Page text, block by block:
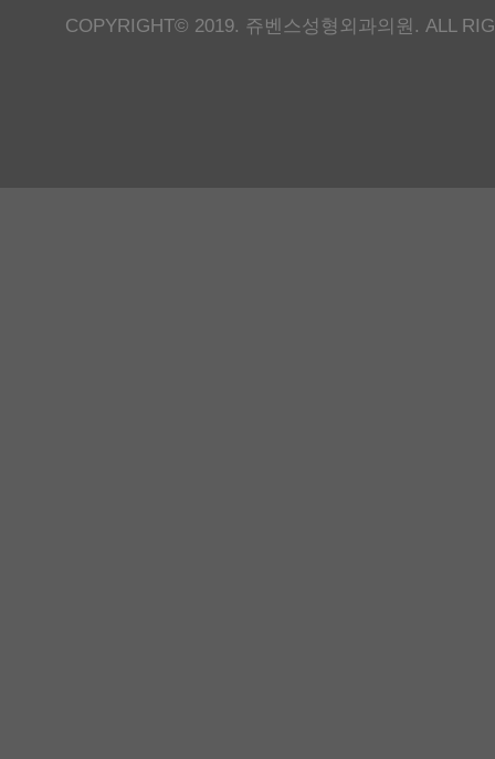
COPYRIGHT© 2019. 쥬벤스성형외과의원. ALL